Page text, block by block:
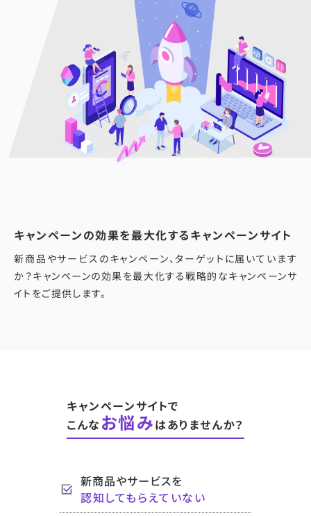
キャンペーンの効果を最大化するキャンペーンサイト
新商品やサービスのキャンペーン、ターゲットに届いています
か？キャンペーンの効果を最大化する戦略的なキャンペーンサ
イトをご提供します。
キャンペーンサイトで
こんな お悩みはありませんか？
新商品やサービスを
認知してもらえていない